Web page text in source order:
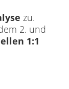
zu.
2. und
1:1